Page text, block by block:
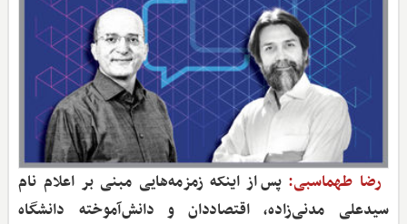
رضا طهماسبی:پس از اینکه زمزمه‌هایی مبنی بر اعلام نام
سیدعلی مدنی‌زاده، اقتصاددان و دانش‌آموخته دانشگاه